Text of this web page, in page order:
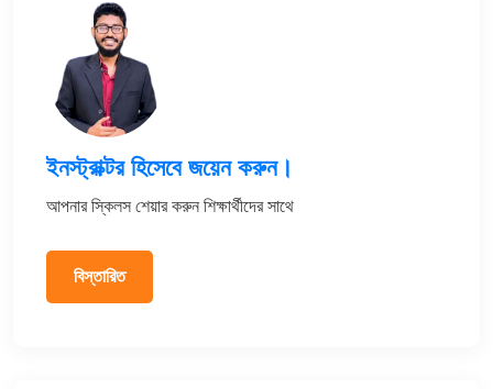
ইনস্ট্রাক্টর হিসেবে জয়েন করুন।
আপনার স্কিলস শেয়ার করুন শিক্ষার্থীদের সাথে
বিস্তারিত